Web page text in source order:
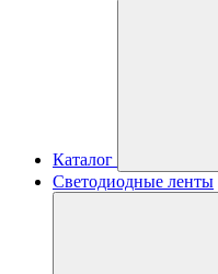
Каталог
Светодиодные ленты